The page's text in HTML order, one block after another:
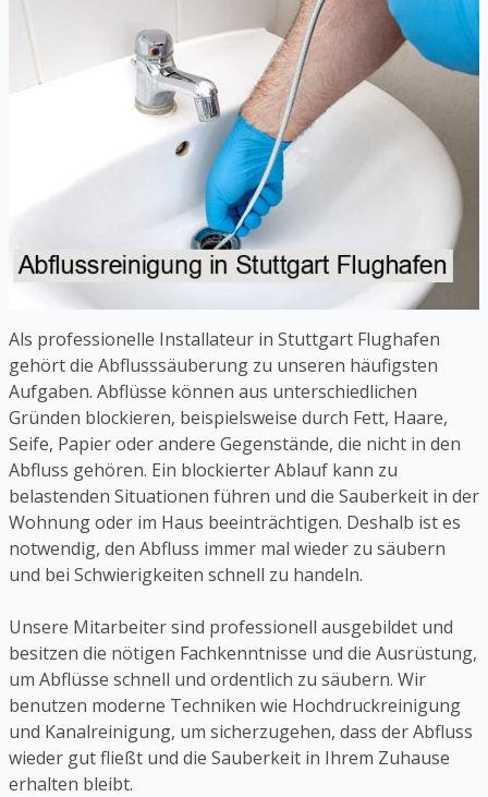
Als professionelle Installateur in Stuttgart Flughafen
gehört die Abflusssäuberung zu unseren häufigsten
Aufgaben. Abflüsse können aus unterschiedlichen
Gründen blockieren, beispielsweise durch Fett, Haare,
Seife, Papier oder andere Gegenstände, die nicht in den
Abfluss gehören. Ein blockierter Ablauf kann zu
belastenden Situationen führen und die Sauberkeit in der
Wohnung oder im Haus beeinträchtigen. Deshalb ist es
notwendig, den Abfluss immer mal wieder zu säubern
und bei Schwierigkeiten schnell zu handeln.
Unsere Mitarbeiter sind professionell ausgebildet und
besitzen die nötigen Fachkenntnisse und die Ausrüstung,
um Abflüsse schnell und ordentlich zu säubern. Wir
benutzen moderne Techniken wie Hochdruckreinigung
und Kanalreinigung, um sicherzugehen, dass der Abfluss
wieder gut fließt und die Sauberkeit in Ihrem Zuhause
erhalten bleibt.